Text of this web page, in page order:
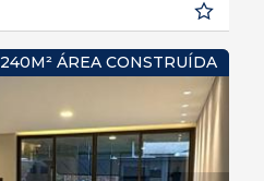
240M² ÁREA CONSTRUÍDA